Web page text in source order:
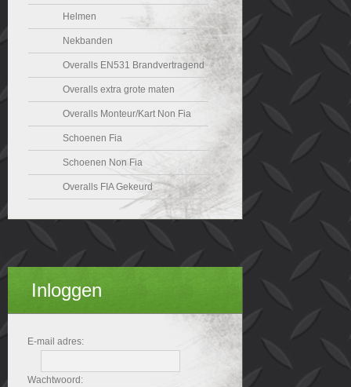
Helmen
Nekbanden
Overalls EN531 Brandvertragend
Overalls extra grote maten
Overalls Monteur/Kart Non Fia
Schoenen Fia
Schoenen Non Fia
Overalls FIA Gekeurd
Inloggen
E-mail adres:
Wachtwoord: